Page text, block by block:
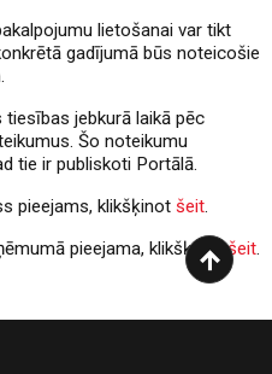
lietošanai var tikt
gadījumā būs noteicošie
jebkurā laikā pēc
Šo noteikumu
tie ir publiskoti Portālā.
pieejams, klikšķinotšeit.
pieejama, klikšķinotšeit.